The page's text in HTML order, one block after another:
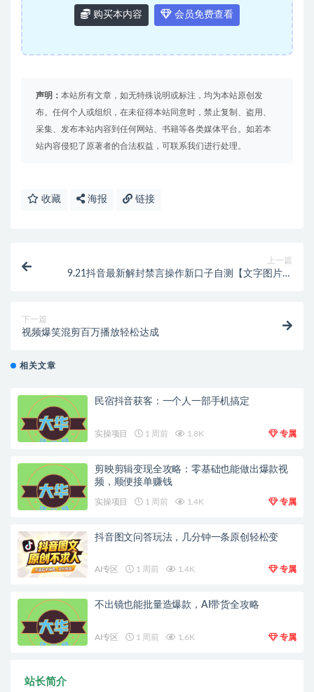
购买本内容 会员免费查看
声明： 本站所有文章，如无特殊说明或标注，均为本站原创发
布。任何个人或组织，在未征得本站同意时，禁止复制、盗用、
采集、发布本站内容到任何网站、书籍等各类媒体平台。如若本
站内容侵犯了原著者的合法权益，可联系我们进行处理。
收藏 海报 链接
上一篇
9.21抖音最新解封禁言操作新口子自测【文字图片教
下一篇
视频爆笑混剪百万播放轻松达成
相关文章
民宿抖音获客：一个人一部手机搞定
实操项目 1 周前 1.8K 专属
剪映剪辑变现全攻略：零基础也能做出爆款视
频，顺便接单赚钱
实操项目 1 周前 1.4K 专属
抖音图文问答玩法，几分钟一条原创轻松变
AI专区 1 周前 1.4K 专属
不出镜也能批量造爆款，AI带货全攻略
AI专区 1 周前 1.6K 专属
站长简介